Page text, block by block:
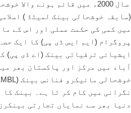
سال 2000ء میں قائم ہونے
(سابقہ خوشحالی بینک لمیٹڈ )
میں کمی کی حکمت عملی اور اس کے
پروگرام (ایم ایس ڈی پی) کا ایک
ایشیائی ترقیاتی بینک (اے ڈی پی)
نگرانی میں کام کر تا ہے۔ بینک
دنیا بھر سے نمایاں تجارتی